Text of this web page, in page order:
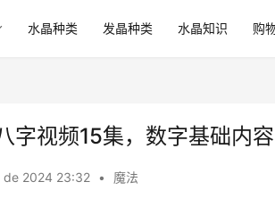
水晶种类 发晶种类 水晶知识 购
字视频15集，数字基础内容
de 2024 23:32 • 魔法